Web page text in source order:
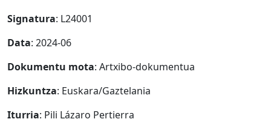
Signatura: L24001
Data: 2024-06
Dokumentu mota: Artxibo-dokumentua
Hizkuntza: Euskara/Gaztelania
Iturria: Pili Lázaro Pertierra